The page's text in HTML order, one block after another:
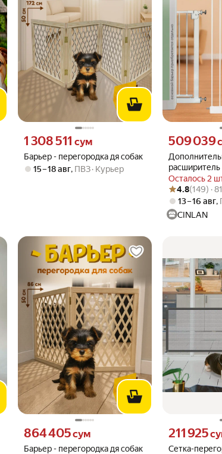
Барьер - перегородка дя собак
Цена 1308511 сум вместо
1 308 511 сум
15 – 18 авг, ПВЗ Курьер
барьера-
CINLANZOO
Осталось 2
Цена 509039
509 039
Рейтинг
Оценок: (149) ·
4.8(149) ·
13 – 16 авг,
CINLAN
Барьер - перегородка дя собак
Цена 864405 сум вместо
864 405сум
Сетка-
Цена 211925
211 925